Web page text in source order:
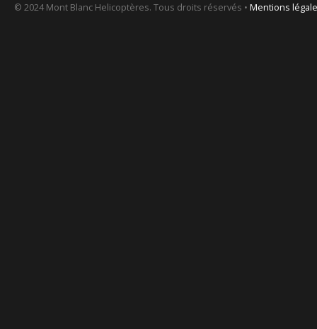
© 2024 Mont Blanc Helicoptères. Tous droits réservés • Mentions